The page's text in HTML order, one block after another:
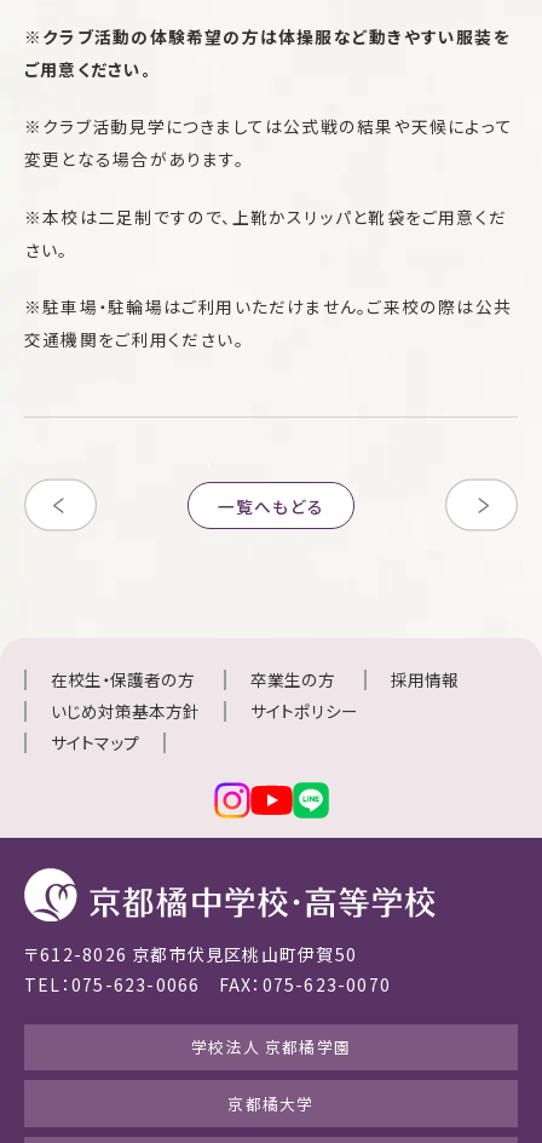
※ クラブ活動の体験希望の方は体操服など動きやすい服装を
ご用意ください。
※クラブ活動見学につきましては公式戦の結果や天候によって
変更となる場合があります。
※本校は二足制ですので、上靴かスリッパと靴袋をご用意くだ
さい。
※駐車場・駐輪場はご利用いただけません。ご来校の際は公共
交通機関をご利用ください。
一覧へもどる
在校生・保護者の方 卒業生の方
採用情報
いじめ対策基本方針
サイトポリシー
サイトマップ
〒612-8026 京都市伏見区桃山町伊賀50
TEL：075-623-0066 FAX：075-623-0070
学校法人 京都橘学園
京都橘大学